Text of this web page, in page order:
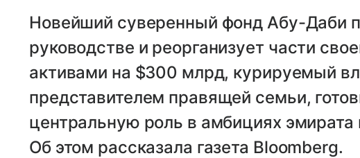
Новейший суверенный фонд Абу-Даби
руководстве и реорганизует части
активами на $300 млрд, курируемый
представителем правящей семьи,
центральную роль в амбициях
Об этом рассказала газета Bloomberg.